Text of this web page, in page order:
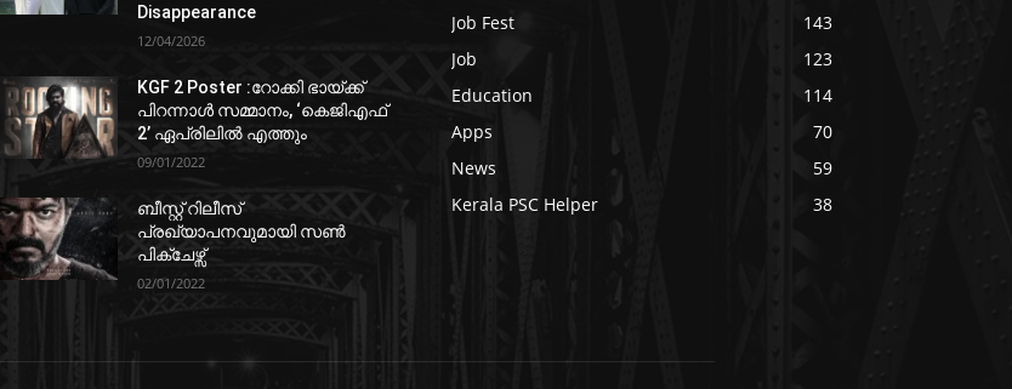
Disappearance
12/04/2026
KGF 2 Poster :റോക്കി ഭായ്ക്ക്
പിറന്നാൾ സമ്മാനം, ‘കെജിഎഫ്
2’ ഏപ്രിലിൽ എത്തും
09/01/2022
ബീസ്റ്റ് റിലീസ്
പ്രഖ്യാപനവുമായി സണ്‍
പിക്ചേഴ്സ്
02/01/2022
Job Fest
143
Job
123
Education
114
Apps
70
News
59
Kerala PSC Helper
38